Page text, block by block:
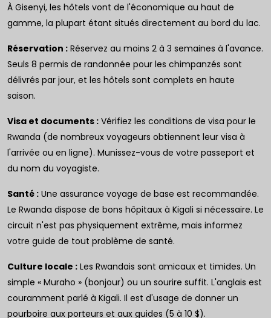
À Gisenyi, les hôtels vont de l'économique au haut de
gamme, la plupart étant situés directement au bord du lac.
Réservation : Réservez au moins 2 à 3 semaines à l'avance.
Seuls 8 permis de randonnée pour les chimpanzés sont
délivrés par jour, et les hôtels sont complets en haute
saison.
Visa et documents : Vérifiez les conditions de visa pour le
Rwanda (de nombreux voyageurs obtiennent leur visa à
l'arrivée ou en ligne). Munissez-vous de votre passeport et
du nom du voyagiste.
Santé : Une assurance voyage de base est recommandée.
Le Rwanda dispose de bons hôpitaux à Kigali si nécessaire. Le
circuit n'est pas physiquement extrême, mais informez
votre guide de tout problème de santé.
Culture locale : Les Rwandais sont amicaux et timides. Un
simple « Muraho » (bonjour) ou un sourire suffit. L'anglais est
couramment parlé à Kigali. Il est d'usage de donner un
pourboire aux porteurs et aux guides (5 à 10 $).